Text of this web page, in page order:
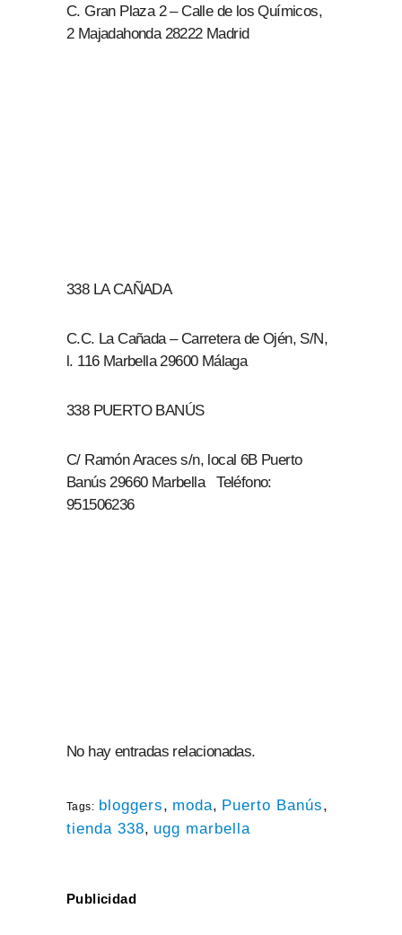
C. Gran Plaza 2 – Calle de los Químicos,
2 Majadahonda 28222 Madrid
338 LA CAÑADA
C.C. La Cañada – Carretera de Ojén, S/N,
l. 116 Marbella 29600 Málaga
338 PUERTO BANÚS
C/ Ramón Araces s/n, local 6B Puerto
Banús 29660 Marbella Teléfono:
951506236
No hay entradas relacionadas.
Tags: bloggers, moda, Puerto Banús,
tienda 338, ugg marbella
Publicidad